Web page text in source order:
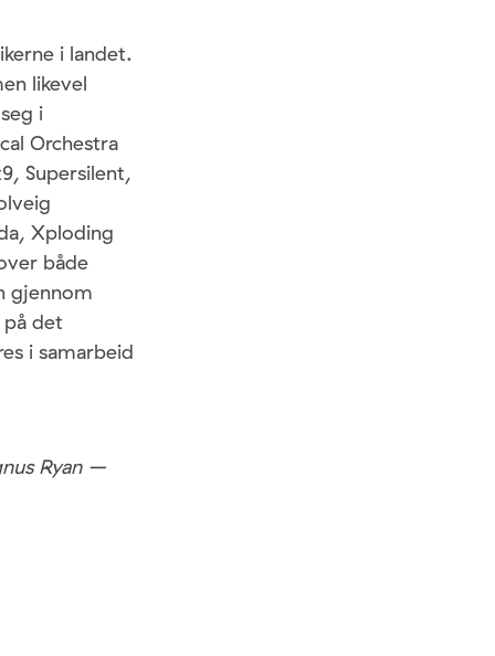
i landet.
likevel
i
Orchestra
Supersilent,
Xploding
både
gjennom
det
i samarbeid
Ryan –